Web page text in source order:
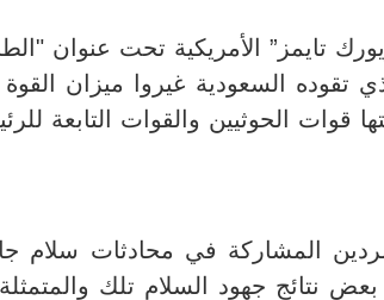
تايمز” الأمريكية تحت عنوان
تقوده السعودية غيروا ميزان
احتلتها قوات الحوثيين والقوات التابعة
المشاركة في محادثات سلام
نتائج جهود السلام تلك